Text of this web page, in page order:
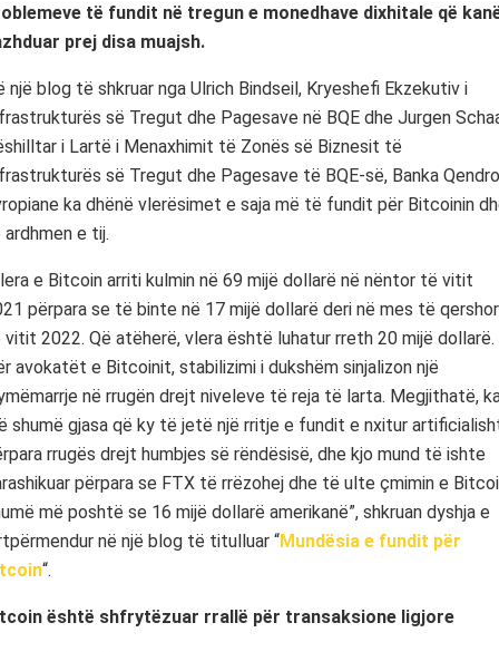
të fundit në tregun e monedhave dixhitale që
prej disa muajsh.
një blog të shkruar nga Ulrich Bindseil, Kryeshefi Ekzekutiv i
së Tregut dhe Pagesave në BQE dhe Jurgen
i Lartë i Menaxhimit të Zonës së Biznesit të
së Tregut dhe Pagesave të BQE-së, Banka
ka dhënë vlerësimet e saja më të fundit për Bitcoinin
e tij.
e Bitcoin arriti kulmin në 69 mijë dollarë në nëntor të vitit
përpara se të binte në 17 mijë dollarë deri në mes të
2022. Që atëherë, vlera është luhatur rreth 20 mijë dollarë.
avokatët e Bitcoinit, stabilizimi i dukshëm sinjalizon një
në rrugën drejt niveleve të reja të larta. Megjithatë,
shumë gjasa që ky të jetë një rritje e fundit e nxitur
rrugës drejt humbjes së rëndësisë, dhe kjo mund të ishte
përpara se FTX të rrëzohej dhe të ulte çmimin e
më poshtë se 16 mijë dollarë amerikanë”, shkruan dyshja e
në një blog të titulluar “Mundësia e fundit për
“.
është shfrytëzuar rrallë për transaksione ligjore